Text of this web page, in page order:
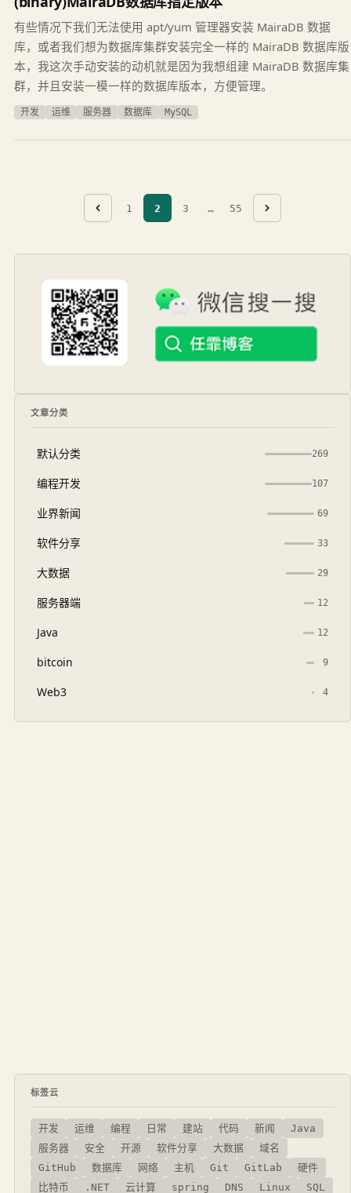
有些情况下我们无法使用 apt/yum 管理器安装 MairaDB 数据
库，或者我们想为数据库集群安装完全一样的 MairaDB 数据库版
本，我这次手动安装的动机就是因为我想组建 MairaDB 数据库集
群，并且安装一模一样的数据库版本，方便管理。
开发 运维 服务器 数据库 MySQL
1 2 3 … 55
文章分类
默认分类 269
编程开发 107
业界新闻 69
软件分享 33
大数据 29
服务器端 12
Java 12
bitcoin 9
Web3 4
标签云
开发 运维 编程 日常 建站 代码 新闻
Java
服务器
安全 开源 软件分享 大数据
域名
GitHub
数据库 网络 主机 Git GitLab
硬件
比特币
.NET 云计算 spring DNS Linux
SQL